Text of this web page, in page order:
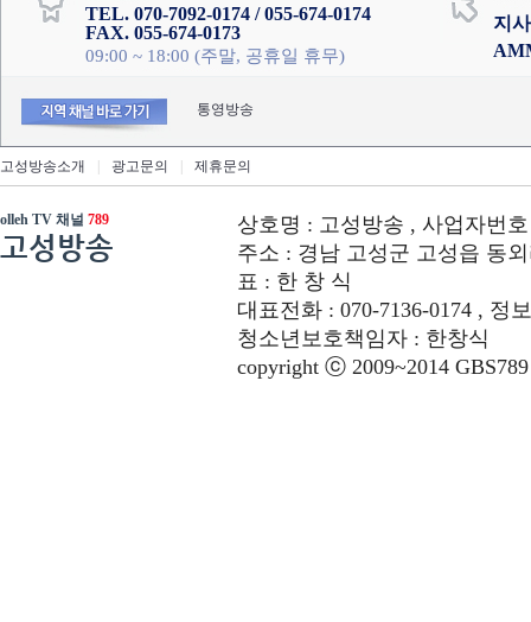
TEL. 070-7092-0174 / 055-674-0174
FAX. 055-674-0173
09:00 ~ 18:00 (주말, 공휴일 휴무)
지
통영방송
고성방송소개 광고문의 제휴문의
olleh TV 채널 789
고성방송
상호명 : 고성방송 , 사업자번호
주소 : 경남 고성군 고성읍 동외
표 : 한 창 식
대표전화 : 070-7136-0174 , 정
청소년보호책임자 : 한창식
copyright ⓒ 2009~2014